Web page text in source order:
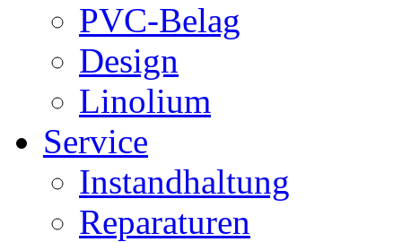
PVC-Belag
Design
Linolium
Service
Instandhaltung
Reparaturen